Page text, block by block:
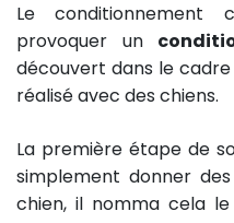
Le conditionnement
provoquer un
découvert dans le
réalisé avec des chiens.
La première étape de
simplement donner
chien, il nomma cela le